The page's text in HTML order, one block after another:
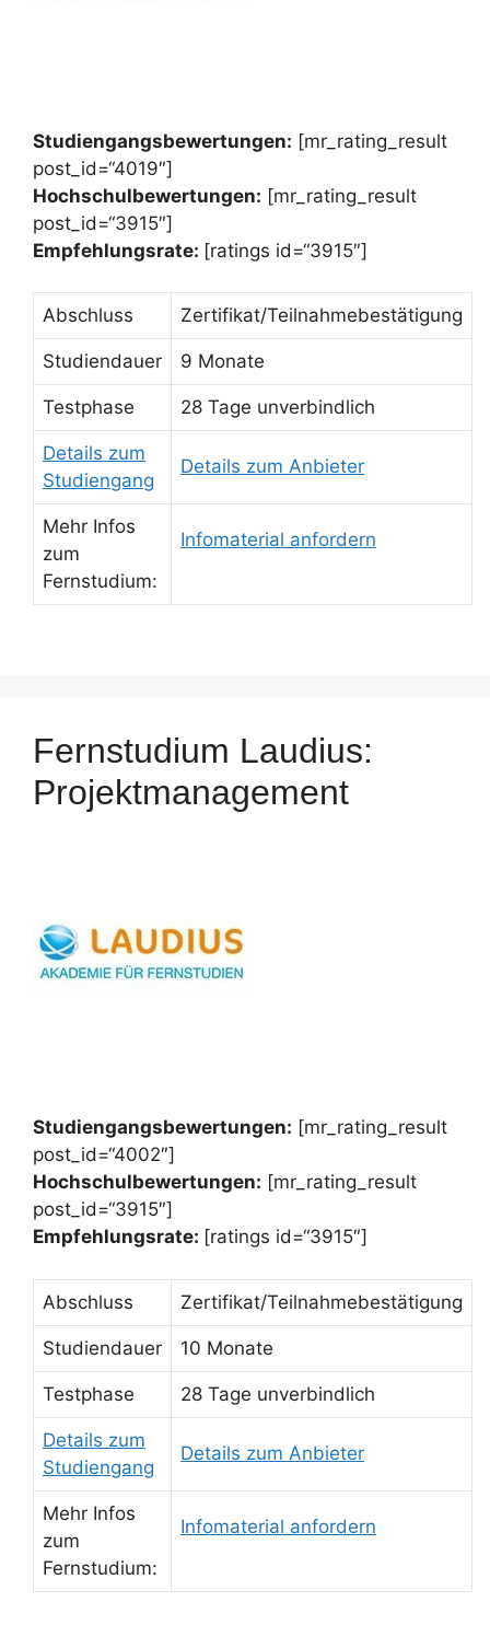
Studiengangsbewertungen: [mr_rating_result
post_id=“4019″]
Hochschulbewertungen: [mr_rating_result
post_id=“3915″]
Empfehlungsrate: [ratings id=“3915″]
Abschluss Zertifikat/Teilnahmebestätigung
Studiendauer 9 Monate
Testphase 28 Tage unverbindlich
Details zum
Studiengang
Details zum Anbieter
Mehr Infos
zum
Fernstudium:
Infomaterial anfordern
Fernstudium Laudius:
Projektmanagement
Studiengangsbewertungen: [mr_rating_result
post_id=“4002″]
Hochschulbewertungen: [mr_rating_result
post_id=“3915″]
Empfehlungsrate: [ratings id=“3915″]
Abschluss Zertifikat/Teilnahmebestätigung
Studiendauer 10 Monate
Testphase 28 Tage unverbindlich
Details zum
Studiengang
Details zum Anbieter
Mehr Infos
zum
Fernstudium:
Infomaterial anfordern